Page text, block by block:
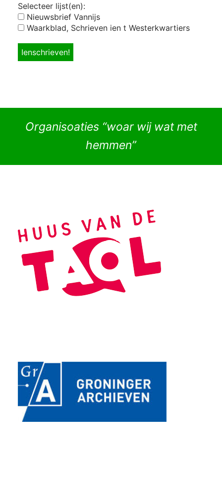
Selecteer lijst(en):
Nieuwsbrief Vannijs
Waarkblad, Schrieven ien t Westerkwartiers
Organisoaties “woar wij wat met
hemmen”